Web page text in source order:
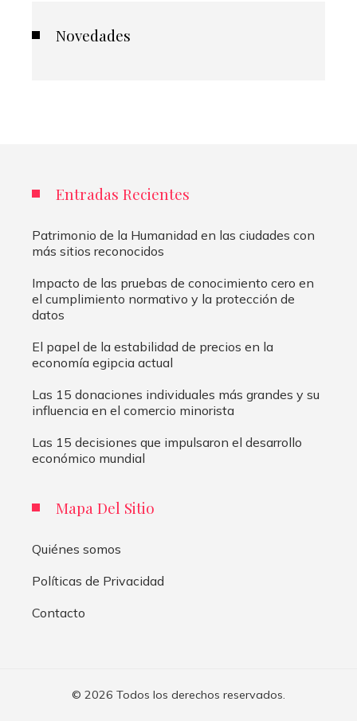
Novedades
Entradas Recientes
Patrimonio de la Humanidad en las ciudades con
más sitios reconocidos
Impacto de las pruebas de conocimiento cero en
el cumplimiento normativo y la protección de
datos
El papel de la estabilidad de precios en la
economía egipcia actual
Las 15 donaciones individuales más grandes y su
influencia en el comercio minorista
Las 15 decisiones que impulsaron el desarrollo
económico mundial
Mapa Del Sitio
Quiénes somos
Políticas de Privacidad
Contacto
© 2026 Todos los derechos reservados.